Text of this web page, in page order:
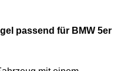
passend für BMW 5er